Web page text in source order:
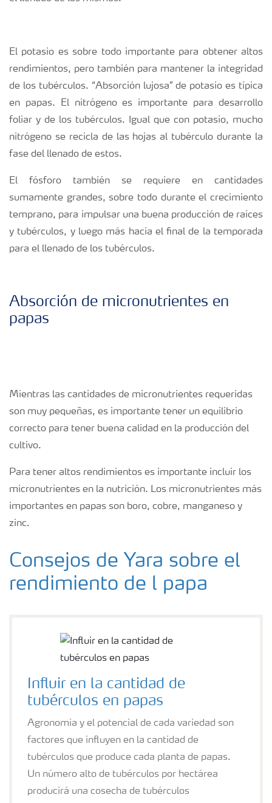
El potasio es sobre todo importante para obtener altos
rendimientos, pero también para mantener la integridad
de los tubérculos. “Absorción lujosa” de potasio es típica
en papas. El nitrógeno es importante para desarrollo
foliar y de los tubérculos. Igual que con potasio, mucho
nitrógeno se recicla de las hojas al tubérculo durante la
fase del llenado de estos.
El fósforo también se requiere en cantidades
sumamente grandes, sobre todo durante el crecimiento
temprano, para impulsar una buena producción de raíces
y tubérculos, y luego más hacia el final de la temporada
para el llenado de los tubérculos.
Absorción de micronutrientes en
papas
Mientras las cantidades de micronutrientes requeridas
son muy pequeñas, es importante tener un equilibrio
correcto para tener buena calidad en la producción del
cultivo.
Para tener altos rendimientos es importante incluir los
micronutrientes en la nutrición. Los micronutrientes más
importantes en papas son boro, cobre, manganeso y
zinc.
Consejos de Yara sobre el
rendimiento de l papa
Influir en la cantidad de
tubérculos en papas
Agronomía y el potencial de cada variedad son
factores que influyen en la cantidad de
tubérculos que produce cada planta de papas.
Un número alto de tubérculos por hectárea
producirá una cosecha de tubérculos